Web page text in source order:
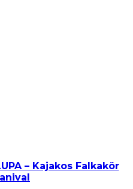
– Kajakos Falkakör